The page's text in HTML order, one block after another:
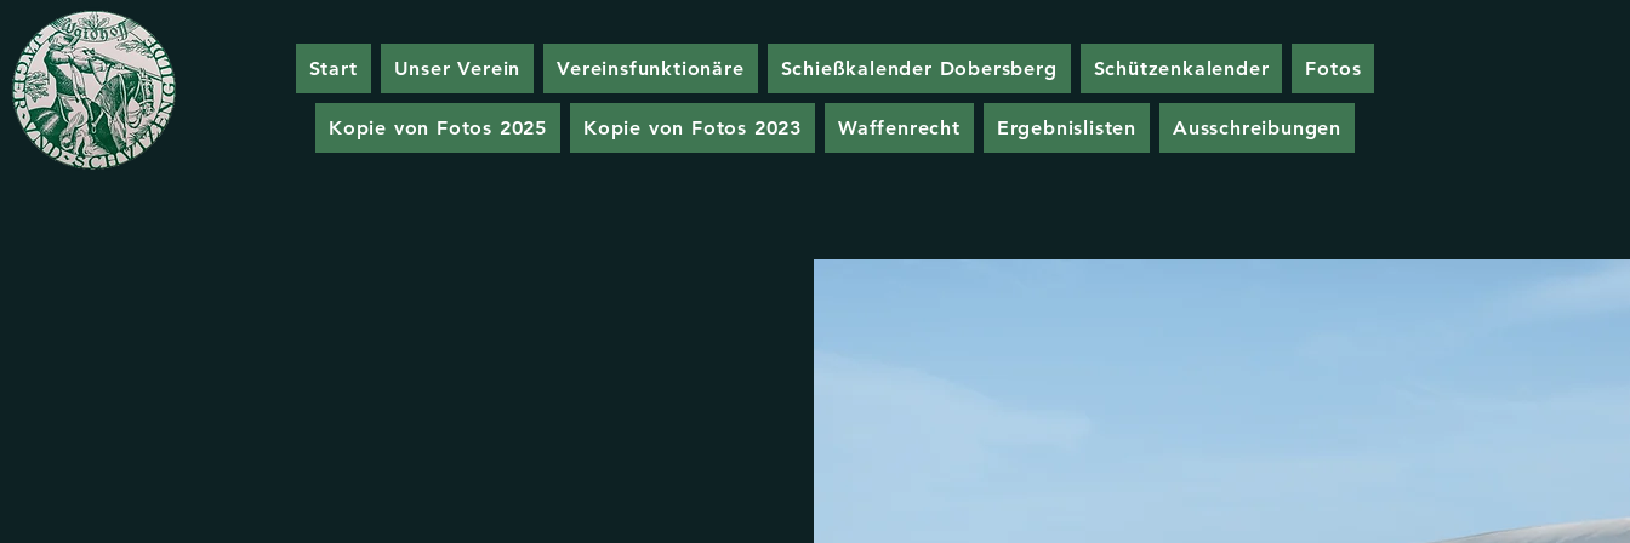
Start Unser Verein Vereinsfunktionäre Schießkalender Dobersberg Schützenkalender Fotos
Kopie von Fotos 2025 Kopie von Fotos 2023 Waffenrecht Ergebnislisten Ausschreibungen